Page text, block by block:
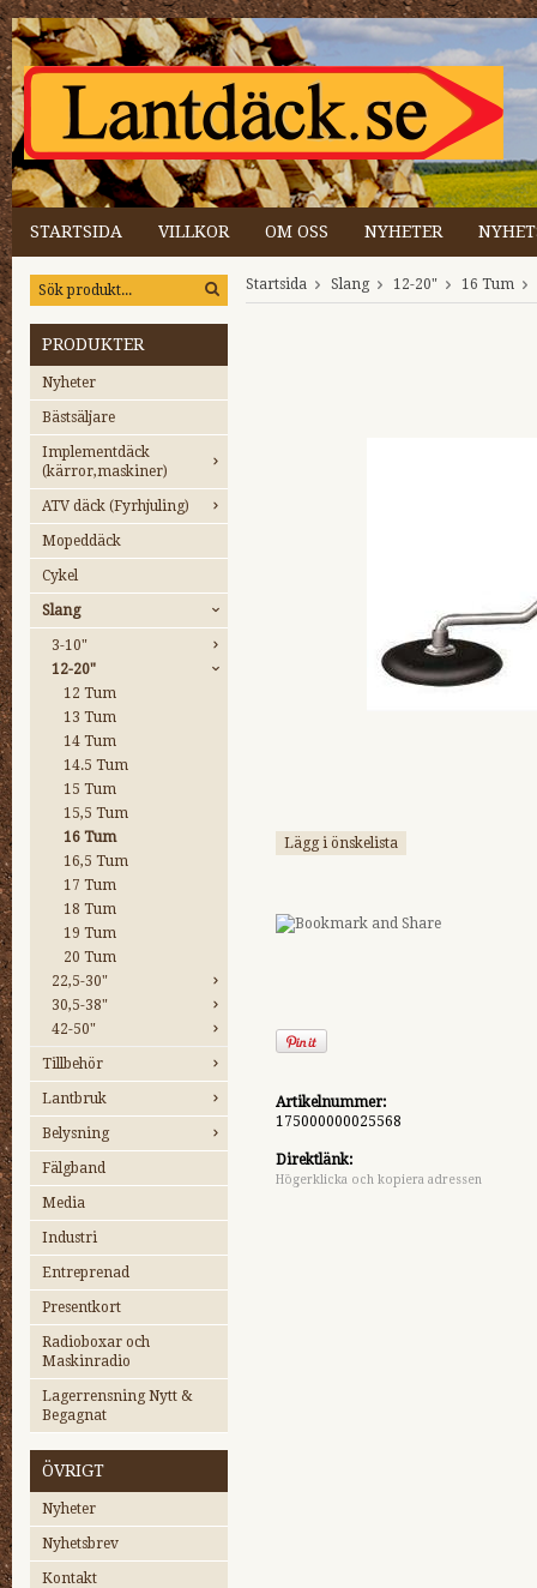
STARTSIDA VILLKOR OM OSS NYHETER
PRODUKTER
Nyheter
Bästsäljare
Implementdäck
(kärror,maskiner)
ATV däck (Fyrhjuling)
Mopeddäck
Cykel
Slang
3-10"
12-20"
12 Tum
13 Tum
14 Tum
14.5 Tum
15 Tum
15,5 Tum
16 Tum
16,5 Tum
17 Tum
18 Tum
19 Tum
20 Tum
22,5-30"
30,5-38"
42-50"
Tillbehör
Lantbruk
Belysning
Fälgband
Media
Industri
Entreprenad
Presentkort
Radioboxar och
Maskinradio
Lagerrensning Nytt &
Begagnat
ÖVRIGT
Nyheter
Nyhetsbrev
Kontakt
Startsida Slang 12-20" 16 Tum
Lägg i önskelista
Artikelnummer:
175000000025568
Direktlänk:
Högerklicka och kopiera adressen